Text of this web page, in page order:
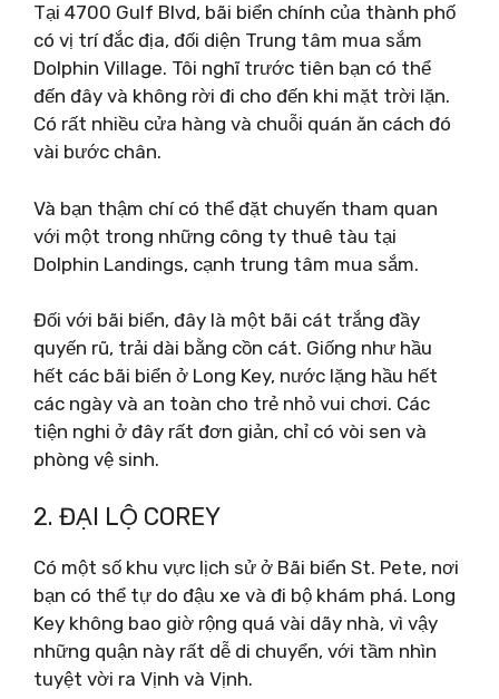
Tại 4700 Gulf Blvd, bãi biển chính của thành phố
có vị trí đắc địa, đối diện Trung tâm mua sắm
Dolphin Village. Tôi nghĩ trước tiên bạn có thể
đến đây và không rời đi cho đến khi mặt trời lặn.
Có rất nhiều cửa hàng và chuỗi quán ăn cách đó
vài bước chân.
Và bạn thậm chí có thể đặt chuyến tham quan
với một trong những công ty thuê tàu tại
Dolphin Landings, cạnh trung tâm mua sắm.
Đối với bãi biển, đây là một bãi cát trắng đầy
quyến rũ, trải dài bằng cồn cát. Giống như hầu
hết các bãi biển ở Long Key, nước lặng hầu hết
các ngày và an toàn cho trẻ nhỏ vui chơi. Các
tiện nghi ở đây rất đơn giản, chỉ có vòi sen và
phòng vệ sinh.
2. ĐẠI LỘ COREY
Có một số khu vực lịch sử ở Bãi biển St. Pete, nơi
bạn có thể tự do đậu xe và đi bộ khám phá. Long
Key không bao giờ rộng quá vài dãy nhà, vì vậy
những quận này rất dễ di chuyển, với tầm nhìn
tuyệt vời ra Vịnh và Vịnh.